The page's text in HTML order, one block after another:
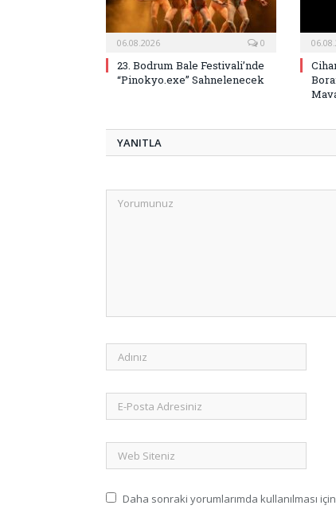
06.08.2026 0
23. Bodrum Bale Festivali’nde
“Pinokyo.exe” Sahnelenecek
YANITLA
Daha sonraki yorumlarımda kullanılması